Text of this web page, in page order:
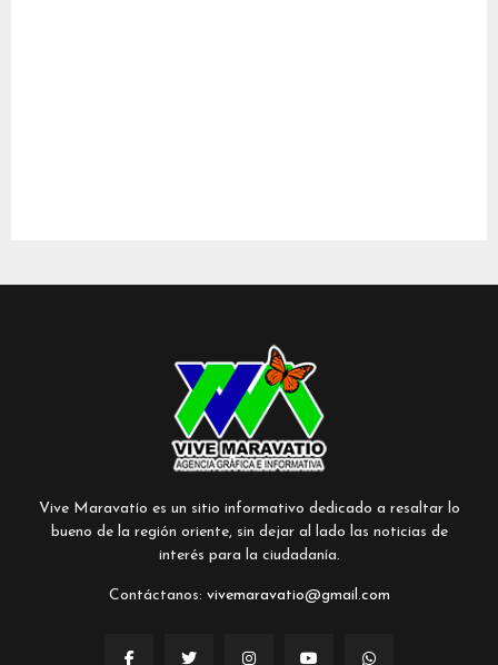
Vive Maravatío es un sitio informativo dedicado a resaltar lo
bueno de la región oriente, sin dejar al lado las noticias de
interés para la ciudadanía.
Contáctanos: vivemaravatio@gmail.com